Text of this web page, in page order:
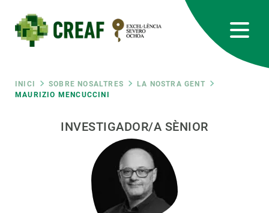
contingut
Fil
d'ariadna
INICI SOBRE NOSALTRES
LA NOSTRA GENT
MAURIZIO MENCUCCINI
INVESTIGADOR/A SÈNIOR
RRSS
Featured
responsive
Responsive